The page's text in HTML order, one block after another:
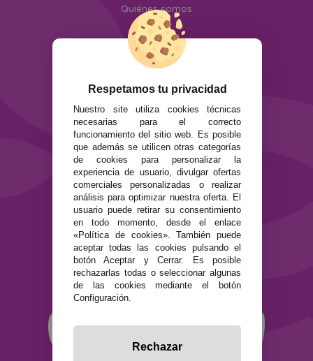
Quiénes somos
Info
ATENCIÓN AL CLIENTE
Envíos y devoluciones
Formas de pago
SEGURIDAD Y PRIVACIDAD
Términos y condiciones de uso
Política de privacidad
Política de cookies
Respetamos tu privacidad
Nuestro site utiliza cookies técnicas
necesarias para el correcto
funcionamiento del sitio web. Es posible
que además se utilicen otras categorías
de cookies para personalizar la
experiencia de usuario, divulgar ofertas
comerciales personalizadas o realizar
análisis para optimizar nuestra oferta. El
usuario puede retirar su consentimiento
en todo momento, desde el enlace
«Política de cookies». También puede
aceptar todas las cookies pulsando el
botón Aceptar y Cerrar. Es posible
rechazarlas todas o seleccionar algunas
de las cookies mediante el botón
Configuración.
Rechazar